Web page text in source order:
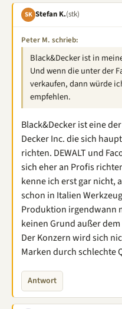
SK Stefan K.(stk)
Peter M. schrieb:
Black&Decker ist in
Und wenn die unter der
verkaufen, dann würde
empfehlen.
Black&Decker ist eine
Decker Inc. die sich
richten. DEWALT und
sich eher an Profis
kenne ich erst gar nicht,
schon in Italien
Produktion irgendwann
keinen Grund außer
Der Konzern wird sich
Marken durch schlechte
Antwort